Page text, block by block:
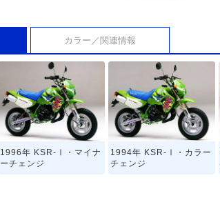
カラー／関連情報
1996年 KSR-Ⅰ・マイナ
ーチェンジ
1994年 KSR-Ⅰ・カラー
チェンジ